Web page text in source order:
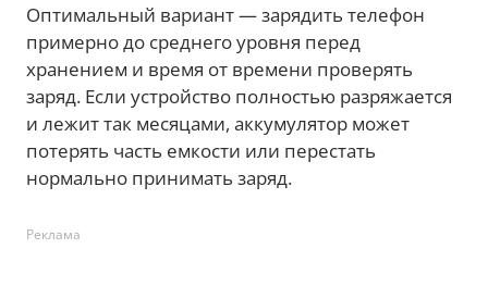
Оптимальный вариант — зарядить телефон
примерно до среднего уровня перед
хранением и время от времени проверять
заряд. Если устройство полностью разряжается
и лежит так месяцами, аккумулятор может
потерять часть емкости или перестать
нормально принимать заряд.
Реклама